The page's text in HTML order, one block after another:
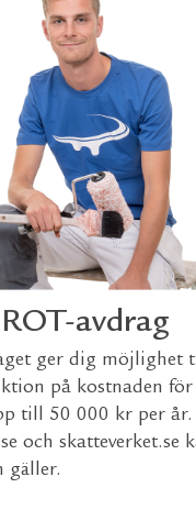
ROT-avdrag
ger dig möjlighet
på kostnaden för
till 50 000 kr per år.
och skatteverket.se
gäller.